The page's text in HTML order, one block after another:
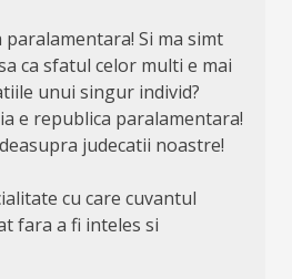
Si ma simt
ca sfatul celor multi e mai
unui singur individ?
e republica paralamentara!
judecatii noastre!
cu care cuvantul
fara a fi inteles si